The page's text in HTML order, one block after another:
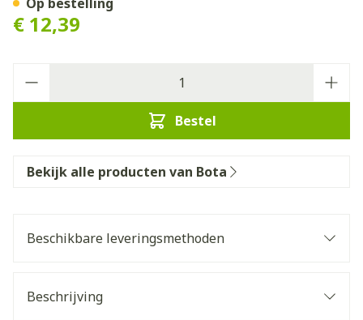
€ 12,39
Bestel
Bekijk alle producten van Bota
Beschikbare leveringsmethoden
Beschrijving